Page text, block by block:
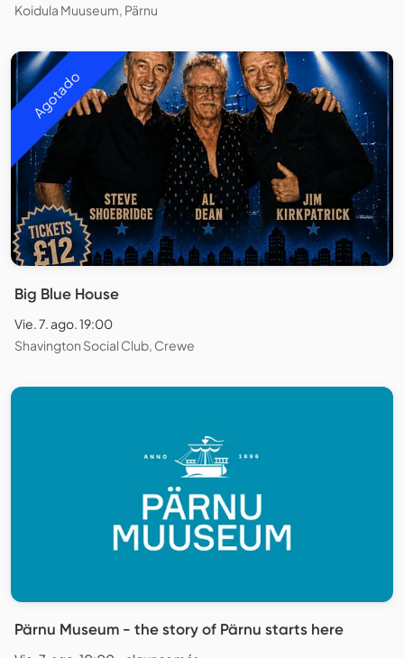
Koidula Muuseum, Pärnu
Agotado
Big Blue House
Vie. 7. ago. 19:00
Shavington Social Club, Crewe
Pärnu Museum - the story of Pärnu starts here